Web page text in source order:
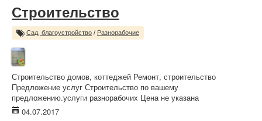
Строительство
Сад, благоустройство / Разнорабочие
Строительство домов, коттеджей Ремонт, строительство
Предложение услуг Строительство по вашему
предложению.услуги разнорабочих Цена не указана
04.07.2017